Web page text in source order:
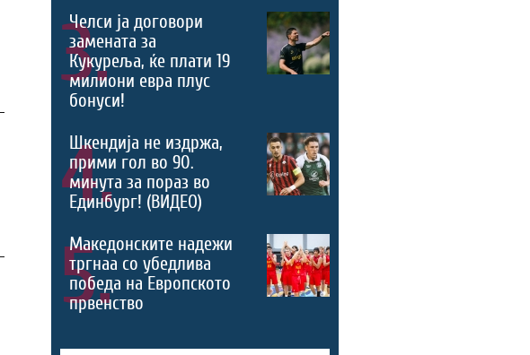
3.
Челси ја договори
замената за
Кукуреља, ќе плати 19
милиони евра плус
бонуси!
4.
Шкендија не издржа,
прими гол во 90.
минута за пораз во
Единбург! (ВИДЕО)
5.
Македонските надежи
тргнаа со убедлива
победа на Европското
првенство